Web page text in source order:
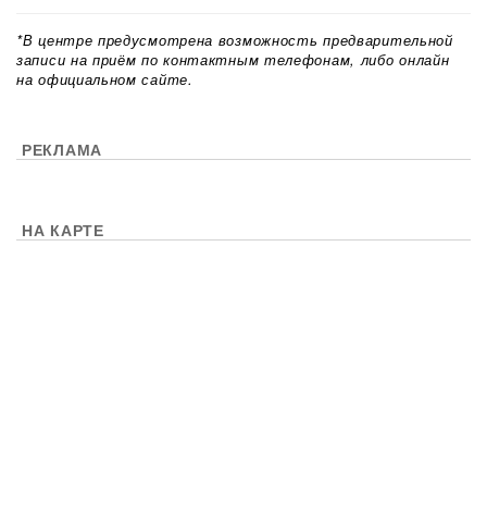
*В центре предусмотрена возможность предварительной
записи на приём по контактным телефонам, либо онлайн
на официальном сайте.
РЕКЛАМА
НА КАРТЕ